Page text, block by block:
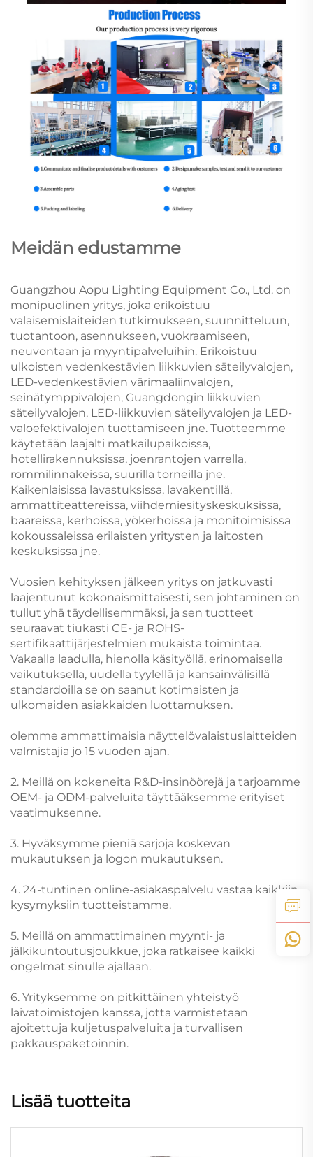
Meidän edustamme
Guangzhou Aopu Lighting Equipment Co., Ltd. on
monipuolinen yritys, joka erikoistuu
valaisemislaiteiden tutkimukseen, suunnitteluun,
tuotantoon, asennukseen, vuokraamiseen,
neuvontaan ja myyntipalveluihin. Erikoistuu
ulkoisten vedenkestävien liikkuvien säteilyvalojen,
LED-vedenkestävien värimaaliinvalojen,
seinätymppivalojen, Guangdongin liikkuvien
säteilyvalojen, LED-liikkuvien säteilyvalojen ja LED-
valoefektivalojen tuottamiseen jne. Tuotteemme
käytetään laajalti matkailupaikoissa,
hotellirakennuksissa, joenrantojen varrella,
rommilinnakeissa, suurilla torneilla jne.
Kaikenlaisissa lavastuksissa, lavakentillä,
ammattiteattereissa, viihdemiesityskeskuksissa,
baareissa, kerhoissa, yökerhoissa ja monitoimisissa
kokoussaleissa erilaisten yritysten ja laitosten
keskuksissa jne.
Vuosien kehityksen jälkeen yritys on jatkuvasti
laajentunut kokonaismittaisesti, sen johtaminen on
tullut yhä täydellisemmäksi, ja sen tuotteet
seuraavat tiukasti CE- ja ROHS-
sertifikaattijärjestelmien mukaista toimintaa.
Vakaalla laadulla, hienolla käsityöllä, erinomaisella
vaikutuksella, uudella tyylellä ja kansainvälisillä
standardoilla se on saanut kotimaisten ja
ulkomaiden asiakkaiden luottamuksen.
olemme ammattimaisia näyttelövalaistuslaitteiden
valmistajia jo 15 vuoden ajan.
2. Meillä on kokeneita R&D-insinöörejä ja tarjoamme
OEM- ja ODM-palveluita täyttääksemme erityiset
vaatimuksenne.
3. Hyväksymme pieniä sarjoja koskevan
mukautuksen ja logon mukautuksen.
4. 24-tuntinen online-asiakaspalvelu vastaa kaikkiin
kysymyksiin tuotteistamme.
5. Meillä on ammattimainen myynti- ja
jälkikuntoutusjoukkue, joka ratkaisee kaikki
ongelmat sinulle ajallaan.
6. Yrityksemme on pitkittäinen yhteistyö
laivatoimistojen kanssa, jotta varmistetaan
ajoitettuja kuljetuspalveluita ja turvallisen
pakkauspaketoinnin.
Lisää tuotteita